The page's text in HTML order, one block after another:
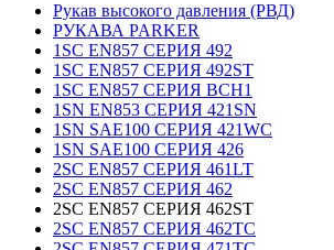
Рукав высокого давления (РВД)
РУКАВА PARKER
1SC EN857 СЕРИЯ 492
1SC EN857 СЕРИЯ 492ST
1SC EN857 СЕРИЯ BCH1
1SN EN853 СЕРИЯ 421SN
1SN SAE100 СЕРИЯ 421WC
1SN SAE100 СЕРИЯ 426
2SC EN857 СЕРИЯ 461LT
2SC EN857 СЕРИЯ 462
2SC EN857 СЕРИЯ 462ST
2SC EN857 СЕРИЯ 462TC